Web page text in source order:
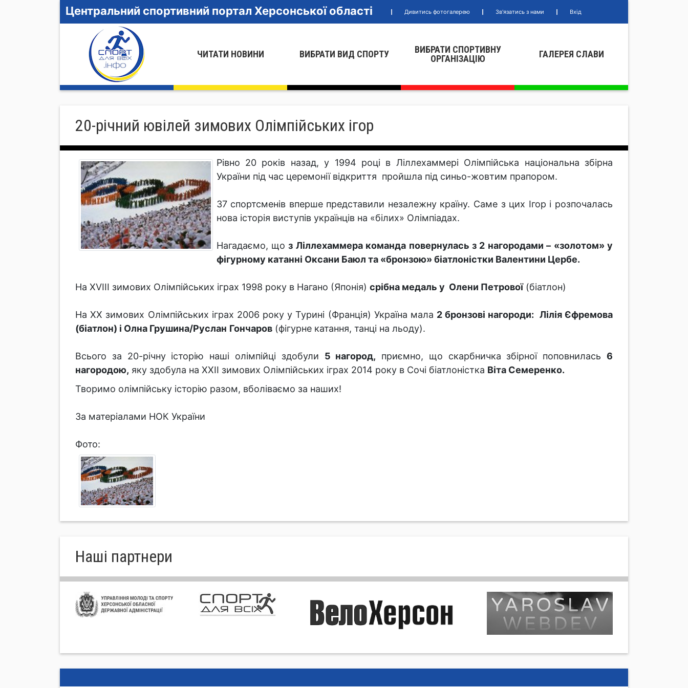
Центральний спортивний портал Херсонської області Дивитись фотогалерею Зв'язатись з нами Вхід
ЧИТАТИ НОВИНИ ВИБРАТИ ВИД СПОРТУ
ВИБРАТИ СПОРТИВНУ
ОРГАНIЗАЦIЮ
ГАЛЕРЕЯ СЛАВИ
20-річний ювілей зимових Олімпійських ігор
Рівно 20 років назад, у 1994 році в Ліллехаммері Олімпійська національна збірна
України під час церемонії відкриття пройшла під синьо-жовтим прапором.
37 спортсменів вперше представили незалежну країну. Саме з цих Ігор і розпочалась
нова історія виступів українців на «білих» Олімпіадах.
Нагадаємо, щоз Ліллехаммера команда повернулась з 2 нагородами – «золотом» у
фігурному катанні Оксани Баюл та «бронзою» біатлоністки Валентини Цербе.
На XVIII зимових Олімпійських іграх 1998 року в Нагано (Японія) срібна медаль у Олени Петрової(біатлон)
На ХХ зимових Олімпійських іграх 2006 року у Турині (Франція) Україна мала 2 бронзові нагороди: Лілія Єфремова
(біатлон) і Олна Грушина/Руслан Гончаров (фігурне катання, танці на льоду).
Всього за 20-річну історію наші олімпійці здобули 5 нагород, приємно, що скарбничка збірної поповнилась6
нагородою, яку здобула на XXII зимових Олімпійських іграх 2014 року в Сочі біатлоністка Віта Семеренко.
Творимо олімпійську історію разом, вболіваємо за наших!
За матеріалами НОК України
Фото:
Нашi партнери